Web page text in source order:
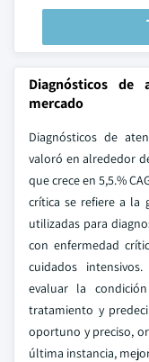
Diagnósticos de
mercado
Diagnósticos de
valoró en alrededor
que crece en 5,5.%
crítica se refiere a la
utilizadas para
con enfermedad
cuidados
evaluar la
tratamiento y
oportuno y preciso,
última instancia,